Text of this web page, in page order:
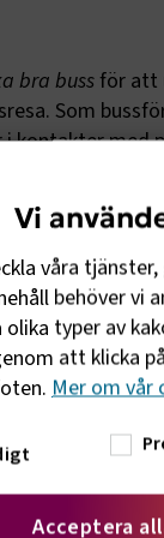
bra bussför att
Som
kontakter med
trevlig
och ungdomar .
ner lite extra
som
Vi
våra
behöver vi
typer av
att klicka
Mer om vår
Acceptera